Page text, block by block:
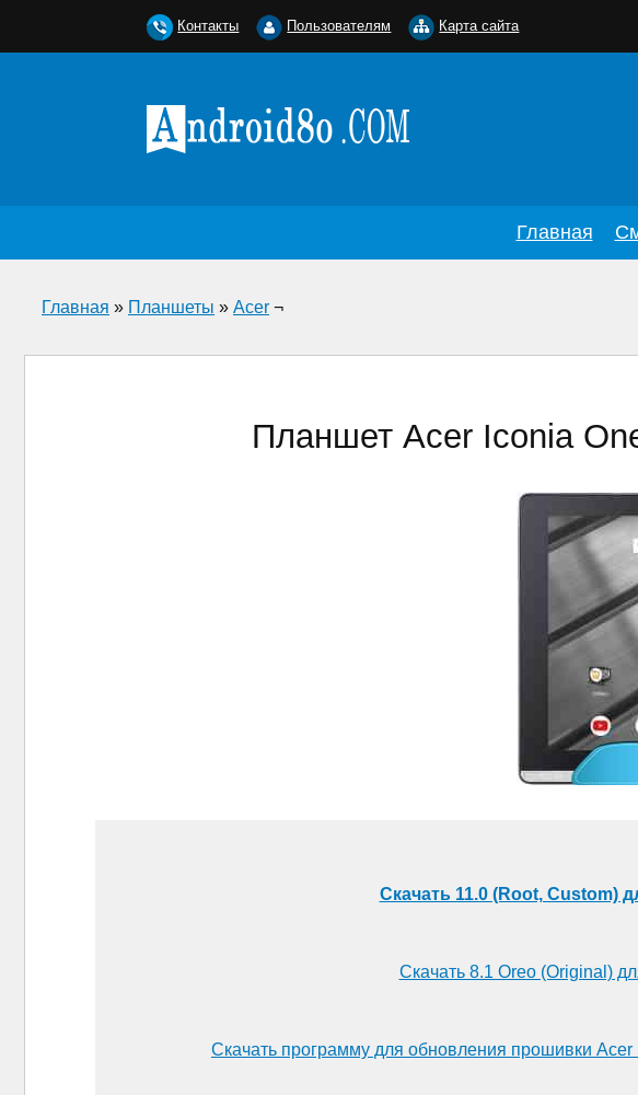
Главная
Главная » Планшеты » Acer ¬
Планшет Acer Iconia
Скачать 11.0 (Root, Custom)
Скачать 8.1 Oreo (Original)
Скачать программу для обновления прошивки
Контакты Пользователям Карта сайта